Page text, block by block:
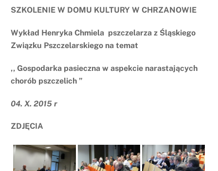
SZKOLENIE W DOMU KULTURY W CHRZANOWIE
Wykład Henryka Chmiela pszczelarza z Śląskiego
Związku Pszczelarskiego na temat
,, Gospodarka pasieczna w aspekcie narastających
chorób pszczelich ”
04. X. 2015 r
ZDJĘCIA